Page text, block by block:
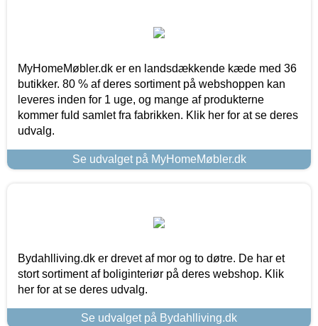
MyHomeMøbler.dk er en landsdækkende kæde med 36
butikker. 80 % af deres sortiment på webshoppen kan
leveres inden for 1 uge, og mange af produkterne
kommer fuld samlet fra fabrikken. Klik her for at se deres
udvalg.
Se udvalget på MyHomeMøbler.dk
Bydahlliving.dk er drevet af mor og to døtre. De har et
stort sortiment af boliginteriør på deres webshop. Klik
her for at se deres udvalg.
Se udvalget på Bydahlliving.dk